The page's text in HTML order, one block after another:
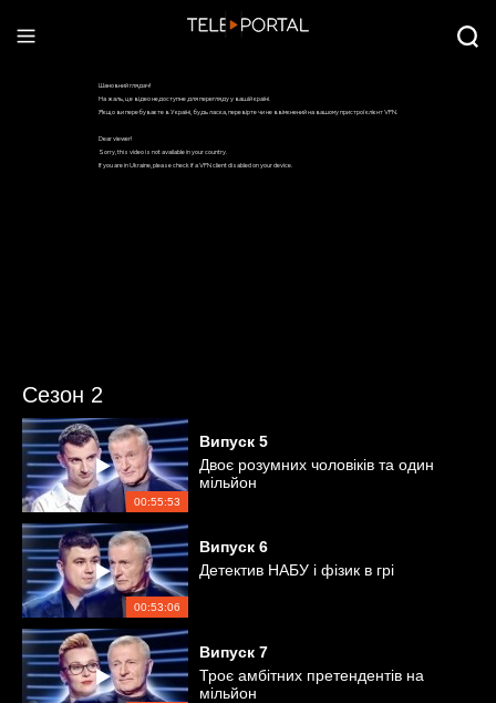
Сезон 2
00:55:53
Випуск 5
Двоє розумних чоловіків та один
мільйон
00:53:06
Випуск 6
Детектив НАБУ і фізик в грі
Випуск 7
Троє амбітних претендентів на
мільйон